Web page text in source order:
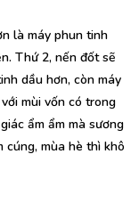
là máy phun tinh
Thứ 2, nến đốt sẽ
dầu hơn, còn máy
mùi vốn có trong
ẩm ẩm mà sương
mùa hè thì khô